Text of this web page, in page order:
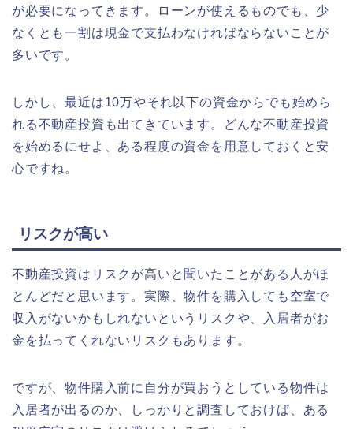
が必要になってきます。ローンが使えるものでも、少
なくとも一割は現金で支払わなければならないことが
多いです。
しかし、最近は10万やそれ以下の資金からでも始めら
れる不動産投資も出てきています。どんな不動産投資
を始めるにせよ、ある程度の資金を用意しておくと安
心ですね。
リスクが高い
不動産投資はリスクが高いと聞いたことがある人がほ
とんどだと思います。実際、物件を購入しても空室で
収入がないかもしれないというリスクや、入居者がお
金を払ってくれないリスクもあります。
ですが、物件購入前に自分が買おうとしている物件は
入居者が出るのか、しっかりと調査しておけば、ある